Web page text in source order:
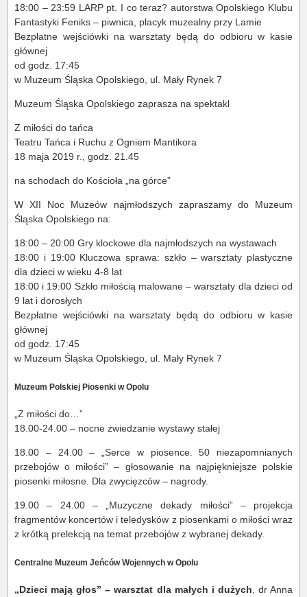
18:00 – 23:59 LARP pt. I co teraz? autorstwa Opolskiego Klubu
Fantastyki Feniks – piwnica, placyk muzealny przy Lamie
Bezpłatne wejściówki na warsztaty będą do odbioru w kasie
głównej
od godz. 17:45
w Muzeum Śląska Opolskiego, ul. Mały Rynek 7
Muzeum Śląska Opolskiego zaprasza na spektakl
Z miłości do tańca
Teatru Tańca i Ruchu z Ogniem Mantikora
18 maja 2019 r., godz. 21.45
na schodach do Kościoła „na górce”
W XII Noc Muzeów najmłodszych zapraszamy do Muzeum
Śląska Opolskiego na:
18:00 – 20:00 Gry klockowe dla najmłodszych na wystawach
18:00 i 19:00 Kluczowa sprawa: szkło – warsztaty plastyczne
dla dzieci w wieku 4-8 lat
18:00 i 19:00 Szkło miłością malowane – warsztaty dla dzieci od
9 lat i dorosłych
Bezpłatne wejściówki na warsztaty będą do odbioru w kasie
głównej
od godz. 17:45
w Muzeum Śląska Opolskiego, ul. Mały Rynek 7
Muzeum Polskiej Piosenki w Opolu
„Z miłości do…”
18.00-24.00 – nocne zwiedzanie wystawy stałej
18.00 – 24.00 – „Serce w piosence. 50 niezapomnianych
przebojów o miłości” – głosowanie na najpiękniejsze polskie
piosenki miłosne. Dla zwycięzców – nagrody.
19.00 – 24.00 – „Muzyczne dekady miłości” – projekcja
fragmentów koncertów i teledysków z piosenkami o miłości wraz
z krótką prelekcją na temat przebojów z wybranej dekady.
Centralne Muzeum Jeńców Wojennych w Opolu
„Dzieci mają głos” – warsztat dla małych i dużych , dr Anna